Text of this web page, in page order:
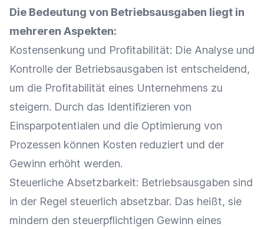
Die Bedeutung von Betriebsausgaben liegt in
mehreren Aspekten:
Kostensenkung und Profitabilität: Die Analyse und
Kontrolle der Betriebsausgaben ist entscheidend,
um die Profitabilität eines Unternehmens zu
steigern. Durch das Identifizieren von
Einsparpotentialen und die Optimierung von
Prozessen können Kosten reduziert und der
Gewinn erhöht werden.
Steuerliche Absetzbarkeit: Betriebsausgaben sind
in der Regel steuerlich absetzbar. Das heißt, sie
mindern den steuerpflichtigen Gewinn eines